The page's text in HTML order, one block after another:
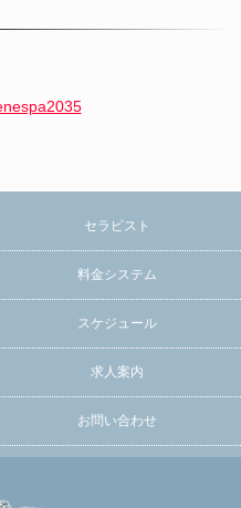
セラピスト
料金システム
スケジュール
求人案内
お問い合わせ